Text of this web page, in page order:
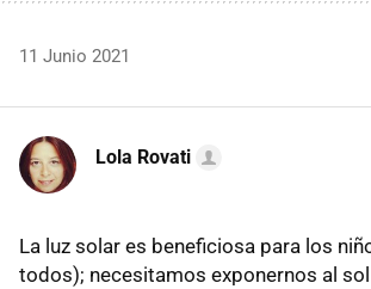
11 Junio 2021
Lola Rovati
La luz solar es beneficiosa para los
todos); necesitamos exponernos al